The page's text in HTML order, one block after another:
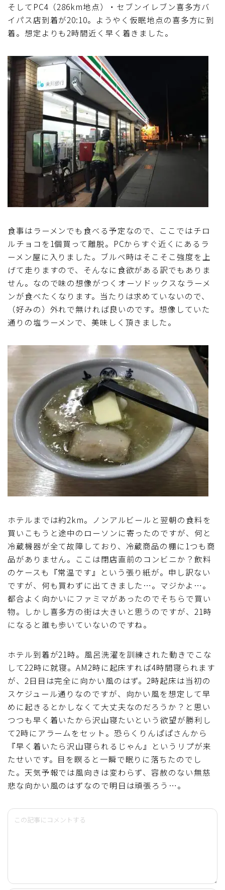
そしてPC4（286km地点）・セブンイレブン喜多方バ
イパス店到着が20:10。ようやく仮眠地点の喜多方に到
着。想定よりも2時間近く早く着きました。
食事はラーメンでも食べる予定なので、ここではチロ
ルチョコを1個買って離脱。PCからすぐ近くにあるラ
ーメン屋に入りました。ブルベ時はそこそこ強度を上
げて走りますので、そんなに食欲がある訳でもありま
せん。なので味の想像がつくオーソドックスなラーメ
ンが食べたくなります。当たりは求めていないので、
（好みの）外れで無ければ良いのです。想像していた
通りの塩ラーメンで、美味しく頂きました。
ホテルまでは約2km。ノンアルビールと翌朝の食料を
買いこもうと途中のローソンに寄ったのですが、何と
冷蔵機器が全て故障しており、冷蔵商品の棚に1つも商
品がありません。ここは閉店直前のコンビニか？飲料
のケースも『常温です』という張り紙が。申し訳ない
ですが、何も買わずに出てきました…。マジかよ…。
都合よく向かいにファミマがあったのでそちらで買い
物。しかし喜多方の街は大きいと思うのですが、21時
になると誰も歩いていないのですね。
ホテル到着が21時。風呂洗濯を訓練された動きでこな
して22時に就寝。AM2時に起床すれば4時間寝られます
が、2日目は完全に向かい風のはず。2時起床は当初の
スケジュール通りなのですが、向かい風を想定して早
めに起きるとかしなくて大丈夫なのだろうか？と思い
つつも早く着いたから沢山寝たいという欲望が勝利し
て2時にアラームをセット。恐らくりんぱぱさんから
『早く着いたら沢山寝られるじゃん』というリプが来
たせいです。目を瞑ると一瞬で眠りに落ちたのでし
た。天気予報では風向きは変わらず、容赦のない無慈
悲な向かい風のはずなので明日は頑張ろう…。